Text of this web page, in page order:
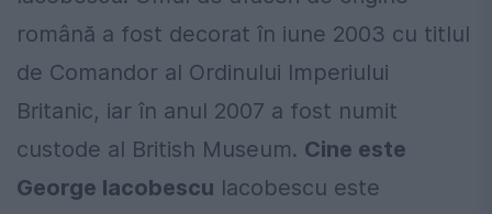
română a fost decorat în iune 2003 cu titlul
de Comandor al Ordinului Imperiului
Britanic, iar în anul 2007 a fost numit
custode al British Museum. Cine este
George Iacobescu Iacobescu este